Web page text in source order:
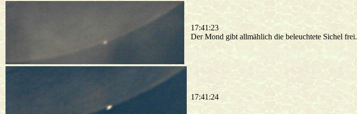
17:41:23
Der Mond gibt allmählich die beleuchtete Sichel frei.
17:41:24